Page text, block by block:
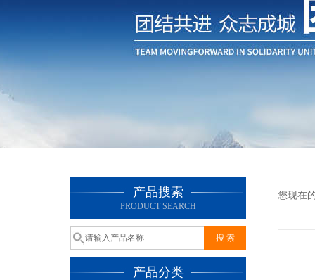
产品搜索
PRODUCT SEARCH
产品分类
您现在